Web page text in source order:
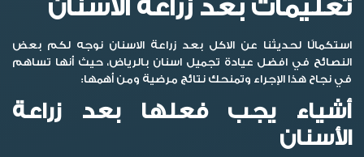
تعليمات بعد زراعة الأسنان
استكمالًا لحديثنا عن الاكل بعد زراعة الاسنان نوجه لكم بعض
النصائح في افضل عيادة تجميل اسنان بالرياض، حيث أنها تساهم
في نجاح هذا الإجراء وتمنحك نتائج مرضية ومن أهمها:
أشياء يجب فعلها بعد زراعة
الأسنان